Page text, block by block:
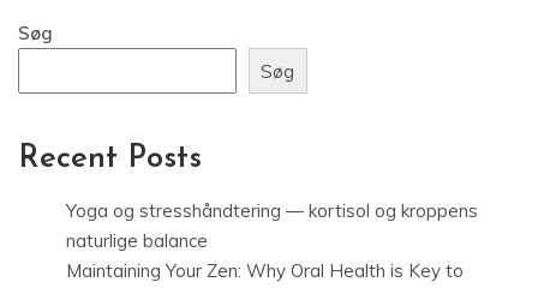
Søg
Søg
Recent Posts
Yoga og stresshåndtering — kortisol og kroppens
naturlige balance
Maintaining Your Zen: Why Oral Health is Key to